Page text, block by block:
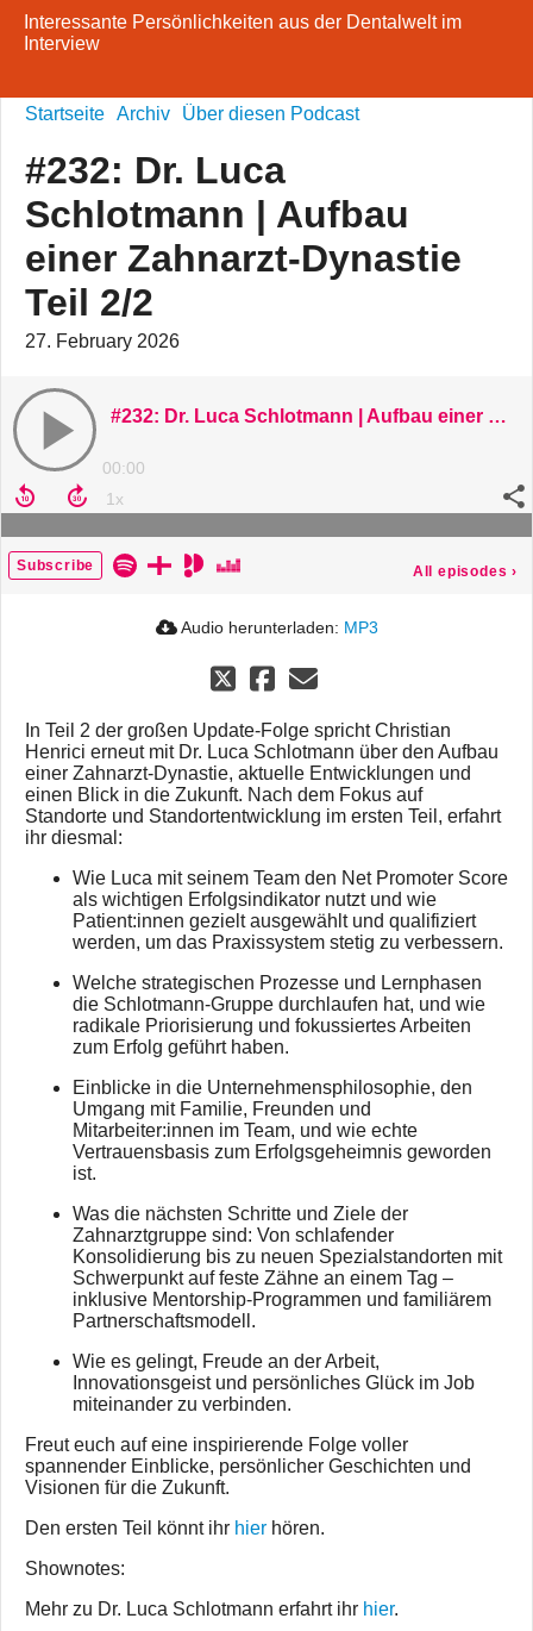
Interessante Persönlichkeiten aus der Dentalwelt im
Interview
Startseite Archiv Über diesen Podcast
#232: Dr. Luca
Schlotmann | Aufbau
einer Zahnarzt-Dynastie
Teil 2/2
27. February 2026
#232: Dr. Luca Schlotmann | Aufbau einer Zahnarzt-Dynastie Teil 2/2
00:00
Subscribe All episodes ›
Audio herunterladen: MP3
In Teil 2 der großen Update-Folge spricht Christian
Henrici erneut mit Dr. Luca Schlotmann über den Aufbau
einer Zahnarzt-Dynastie, aktuelle Entwicklungen und
einen Blick in die Zukunft. Nach dem Fokus auf
Standorte und Standortentwicklung im ersten Teil, erfahrt
ihr diesmal:
Wie Luca mit seinem Team den Net Promoter Score
als wichtigen Erfolgsindikator nutzt und wie
Patient:innen gezielt ausgewählt und qualifiziert
werden, um das Praxissystem stetig zu verbessern.
Welche strategischen Prozesse und Lernphasen
die Schlotmann-Gruppe durchlaufen hat, und wie
radikale Priorisierung und fokussiertes Arbeiten
zum Erfolg geführt haben.
Einblicke in die Unternehmensphilosophie, den
Umgang mit Familie, Freunden und
Mitarbeiter:innen im Team, und wie echte
Vertrauensbasis zum Erfolgsgeheimnis geworden
ist.
Was die nächsten Schritte und Ziele der
Zahnarztgruppe sind: Von schlafender
Konsolidierung bis zu neuen Spezialstandorten mit
Schwerpunkt auf feste Zähne an einem Tag –
inklusive Mentorship-Programmen und familiärem
Partnerschaftsmodell.
Wie es gelingt, Freude an der Arbeit,
Innovationsgeist und persönliches Glück im Job
miteinander zu verbinden.
Freut euch auf eine inspirierende Folge voller
spannender Einblicke, persönlicher Geschichten und
Visionen für die Zukunft.
Den ersten Teil könnt ihr hier hören.
Shownotes:
Mehr zu Dr. Luca Schlotmann erfahrt ihr hier.